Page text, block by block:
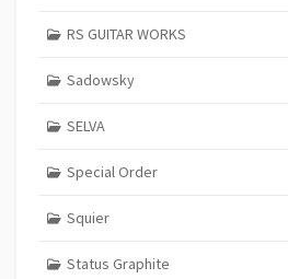
RS GUITAR WORKS
Sadowsky
SELVA
Special Order
Squier
Status Graphite